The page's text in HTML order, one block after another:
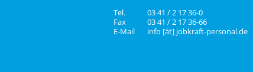
Tel.
03 41 / 2 17 36-0
Fax
03 41 / 2 17 36-66
E-Mail
info [ät] jobkraft-personal.de